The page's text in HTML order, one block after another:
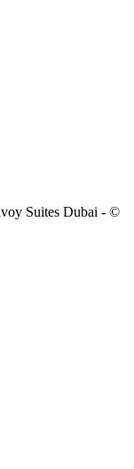
Suites Dubai - ©